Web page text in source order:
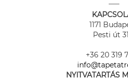
1171
Pesti út
+36 20 319
NYITVATARTÁS